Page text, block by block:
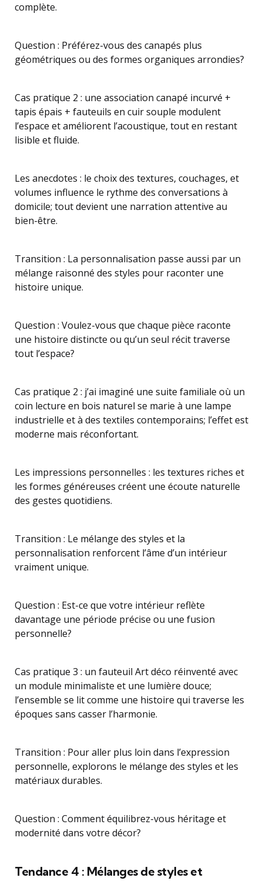
complète.
Question : Préférez-vous des canapés plus
géométriques ou des formes organiques arrondies?
Cas pratique 2 : une association canapé incurvé +
tapis épais + fauteuils en cuir souple modulent
l’espace et améliorent l’acoustique, tout en restant
lisible et fluide.
Les anecdotes : le choix des textures, couchages, et
volumes influence le rythme des conversations à
domicile; tout devient une narration attentive au
bien-être.
Transition : La personnalisation passe aussi par un
mélange raisonné des styles pour raconter une
histoire unique.
Question : Voulez-vous que chaque pièce raconte
une histoire distincte ou qu’un seul récit traverse
tout l’espace?
Cas pratique 2 : j’ai imaginé une suite familiale où un
coin lecture en bois naturel se marie à une lampe
industrielle et à des textiles contemporains; l’effet est
moderne mais réconfortant.
Les impressions personnelles : les textures riches et
les formes généreuses créent une écoute naturelle
des gestes quotidiens.
Transition : Le mélange des styles et la
personnalisation renforcent l’âme d’un intérieur
vraiment unique.
Question : Est-ce que votre intérieur reflète
davantage une période précise ou une fusion
personnelle?
Cas pratique 3 : un fauteuil Art déco réinventé avec
un module minimaliste et une lumière douce;
l’ensemble se lit comme une histoire qui traverse les
époques sans casser l’harmonie.
Transition : Pour aller plus loin dans l’expression
personnelle, explorons le mélange des styles et les
matériaux durables.
Question : Comment équilibrez-vous héritage et
modernité dans votre décor?
Tendance 4 : Mélanges de styles et